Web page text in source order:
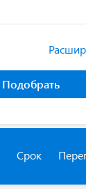
Подобрать
Срок